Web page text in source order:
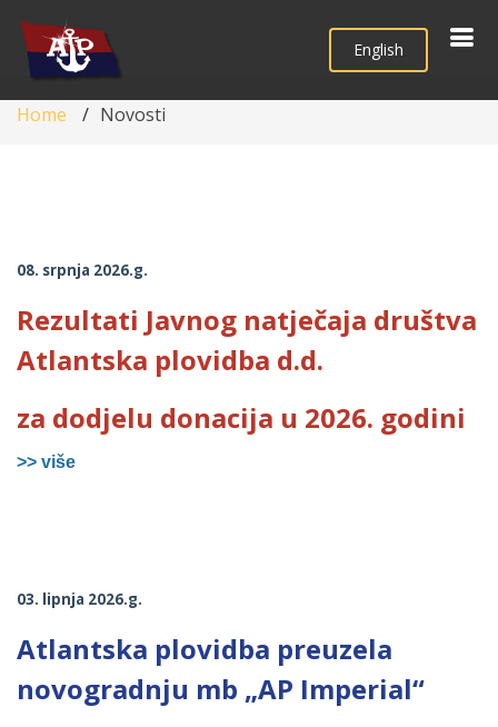
English
Home Novosti
08. srpnja 2026.g.
Rezultati Javnog natječaja društva
Atlantska plovidba d.d.
za dodjelu donacija u 2026. godini
>> više
03. lipnja 2026.g.
Atlantska plovidba preuzela
novogradnju mb „AP Imperial“